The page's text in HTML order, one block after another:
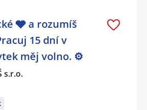
🩶 a rozumíš
15 dní v
měj volno. ⚙
s.r.o.